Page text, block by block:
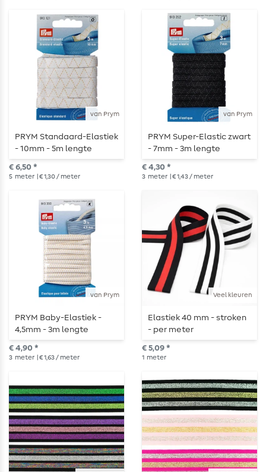
van Prym
PRYM Standaard-Elastiek
- 10mm - 5m lengte
€ 6,50 *
5 meter | € 1,30 / meter
van Prym
PRYM Super-Elastic zwart
- 7mm - 3m lengte
€ 4,30 *
3 meter | € 1,43 / meter
van Prym
PRYM Baby-Elastiek -
4,5mm - 3m lengte
€ 4,90 *
3 meter | € 1,63 / meter
Veel kleuren
Elastiek 40 mm - stroken
- per meter
€ 5,09 *
1 meter